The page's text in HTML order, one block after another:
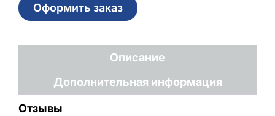
Оформить заказ
Описание
Дополнительная информация
Отзывы